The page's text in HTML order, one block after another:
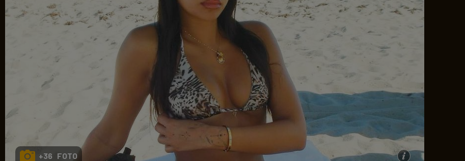
Serie A
Meciuri
Program TV
+36 FOTO